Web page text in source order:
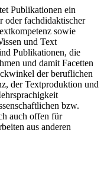
Publikationen ein
oder fachdidaktischer
sowie
und Text
Publikationen, die
und damit Facetten
der beruflichen
der Textproduktion und
bzw.
auch offen für
aus anderen